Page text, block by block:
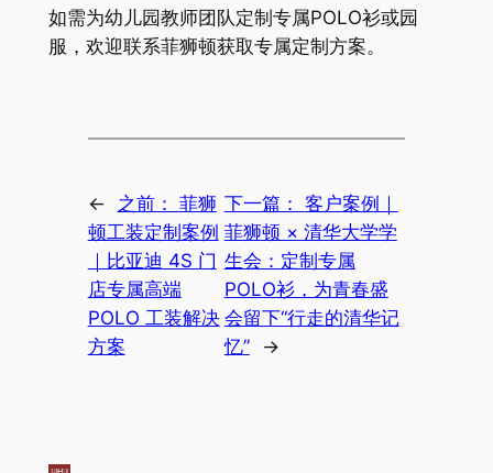
如需为幼儿园教师团队定制专属POLO衫或园
服，欢迎联系菲狮顿获取专属定制方案。
← 之前： 菲狮
顿工装定制案例
｜比亚迪 4S 门
店专属高端
POLO 工装解决
方案
下一篇： 客户案例｜
菲狮顿 × 清华大学学
生会：定制专属
POLO衫，为青春盛
会留下“行走的清华记
忆”
→